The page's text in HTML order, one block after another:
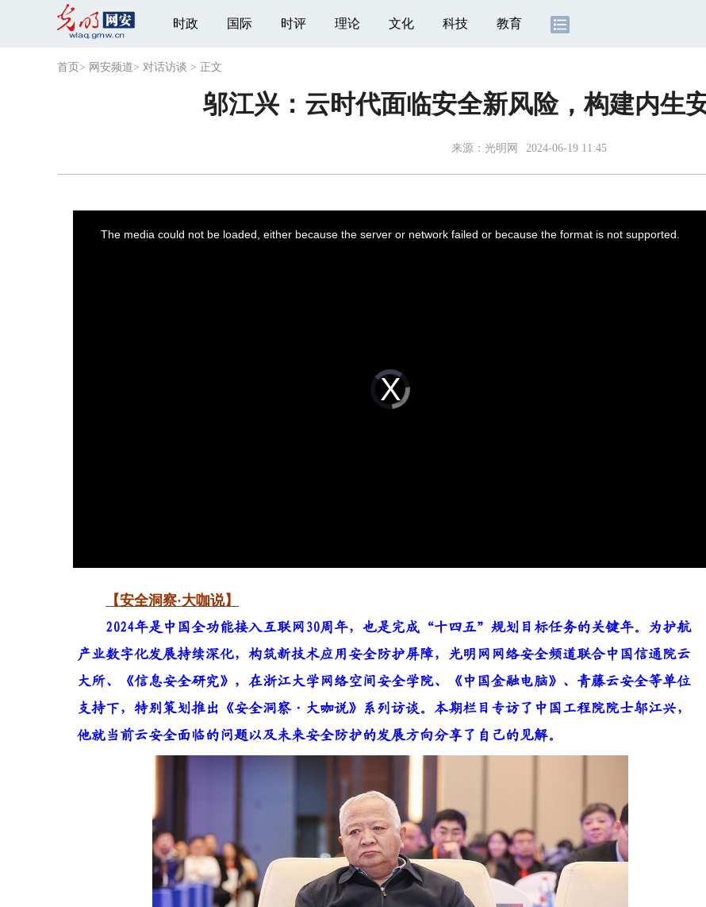
时政 国际 时评 理论 文化 科技 教育
首页 > 网安频道> 对话访谈 > 正文
邬江兴：云时代面临安全新风险，构建内生
来源： 光明网 2024-06-19 11:45
Video
Player
loading.
The media could not be loaded, either because the server or network failed or because the format is not supported.
【安全洞察·大咖说】
2024年是中国全功能接入互联网30周年，也是完成“十四五”规划目标任务的关键年。为护航
产业数字化发展持续深化，构筑新技术应用安全防护屏障，光明网网络安全频道联合中国信通院云
大所、《信息安全研究》，在浙江大学网络空间安全学院、《中国金融电脑》、青藤云安全等单位
支持下，特别策划推出《安全洞察·大咖说》系列访谈。本期栏目专访了中国工程院院士邬江兴，
他就当前云安全面临的问题以及未来安全防护的发展方向分享了自己的见解。